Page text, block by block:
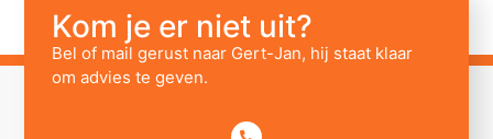
Kom je er niet uit?
Bel of mail gerust naar Gert-Jan, hij staat klaar
om advies te geven.